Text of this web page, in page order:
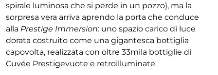
spirale luminosa che si perde in un pozzo), ma la
sorpresa vera arriva aprendo la porta che conduce
alla Prestige Immersion: uno spazio carico di luce
dorata costruito come una gigantesca bottiglia
capovolta, realizzata con oltre 33mila bottiglie di
Cuvée Prestigevuote e retroilluminate.